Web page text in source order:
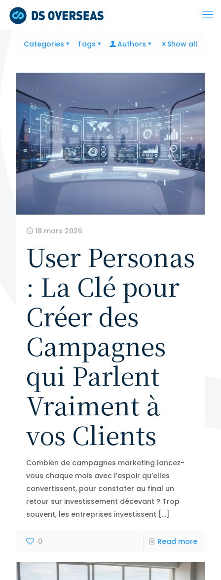
Categories Tags Authors Show all
18 mars 2026
User Personas
: La Clé pour
Créer des
Campagnes
qui Parlent
Vraiment à
vos Clients
Combien de campagnes marketing lancez-
vous chaque mois avec l’espoir qu’elles
convertissent, pour constater au final un
retour sur investissement décevant ? Trop
souvent, les entreprises investissent […]
0 Read more